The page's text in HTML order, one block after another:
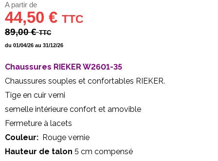
A partir de
44,50 € TTC
89,00 €TTC
du 01/04/26 au 31/12/26
Chaussures RIEKER W2601-35
Chaussures souples et confortables RIEKER.
Tige en cuir verni
semelle intérieure confort et amovible
Fermeture à lacets
Couleur: Rouge vernie
Hauteur de talon 5 cm compensé